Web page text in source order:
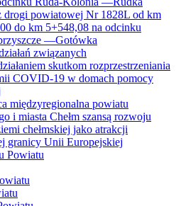
drogi powiatowej Nr 1828L od km
do km 5+548,08 na odcinku
—Gotówka
związanych
skutkom rozprzestrzeniania
COVID-19 w domach pomocy
międzyregionalna powiatu
i miasta Chełm szansą rozwoju
chełmskiej jako atrakcji
granicy Unii Europejskiej
Powiatu